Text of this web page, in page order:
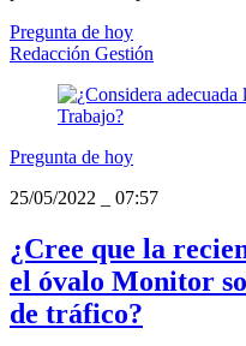
Pregunta de hoy
Redacción Gestión
Pregunta de hoy
25/05/2022
07:57
¿Cree que la
el óvalo Monitor
de tráfico?